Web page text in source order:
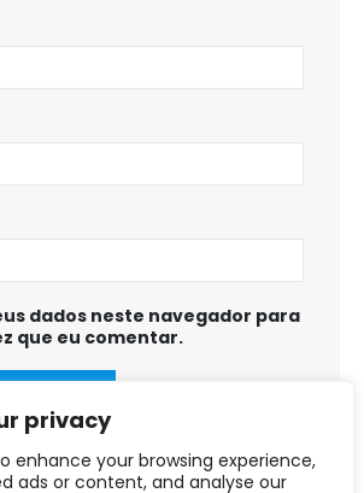
privacy
enhance your browsing experience,
ads or content, and analyse our
dados neste navegador para
que eu comentar.